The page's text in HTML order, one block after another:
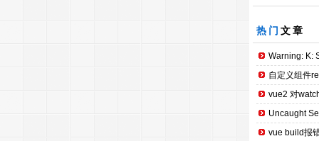
热门 文章
Warning: K:
自定义组件
vue2 对
Uncaught
vue build报